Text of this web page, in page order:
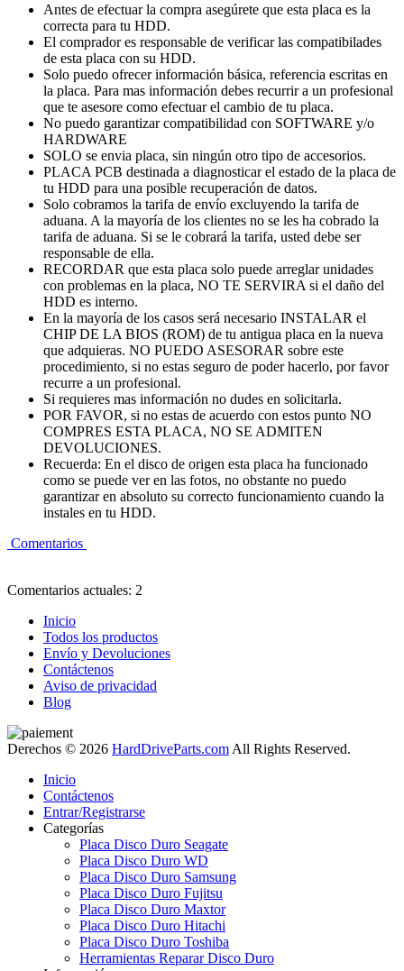
Antes de efectuar la compra asegúrete que esta placa es la
correcta para tu HDD.
El comprador es responsable de verificar las compatibilades
de esta placa con su HDD.
Solo puedo ofrecer información básica, referencia escritas en
la placa. Para mas información debes recurrir a un profesional
que te asesore como efectuar el cambio de tu placa.
No puedo garantizar compatibilidad con SOFTWARE y/o
HARDWARE
SOLO se envia placa, sin ningún otro tipo de accesorios.
PLACA PCB destinada a diagnosticar el estado de la placa de
tu HDD para una posible recuperación de datos.
Solo cobramos la tarifa de envío excluyendo la tarifa de
aduana. A la mayoría de los clientes no se les ha cobrado la
tarifa de aduana. Si se le cobrará la tarifa, usted debe ser
responsable de ella.
RECORDAR que esta placa solo puede arreglar unidades
con problemas en la placa, NO TE SERVIRA si el daño del
HDD es interno.
En la mayoría de los casos será necesario INSTALAR el
CHIP DE LA BIOS (ROM) de tu antigua placa en la nueva
que adquieras. NO PUEDO ASESORAR sobre este
procedimiento, si no estas seguro de poder hacerlo, por favor
recurre a un profesional.
Si requieres mas información no dudes en solicitarla.
POR FAVOR, si no estas de acuerdo con estos punto NO
COMPRES ESTA PLACA, NO SE ADMITEN
DEVOLUCIONES.
Recuerda: En el disco de origen esta placa ha funcionado
como se puede ver en las fotos, no obstante no puedo
garantizar en absoluto su correcto funcionamiento cuando la
instales en tu HDD.
Comentarios
Comentarios actuales: 2
Inicio
Todos los productos
Envío y Devoluciones
Contáctenos
Aviso de privacidad
Blog
Derechos © 2026 HardDriveParts.com All Rights Reserved.
Inicio
Contáctenos
Entrar/Registrarse
Categorías
Placa Disco Duro Seagate
Placa Disco Duro WD
Placa Disco Duro Samsung
Placa Disco Duro Fujitsu
Placa Disco Duro Maxtor
Placa Disco Duro Hitachi
Placa Disco Duro Toshiba
Herramientas Reparar Disco Duro